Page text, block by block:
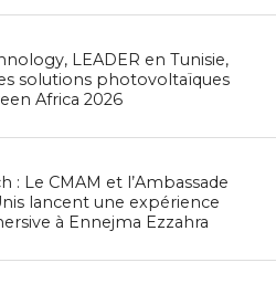
LEADER en Tunisie,
solutions photovoltaïques
Africa 2026
: Le CMAM et l’Ambassade
lancent une expérience
à Ennejma Ezzahra